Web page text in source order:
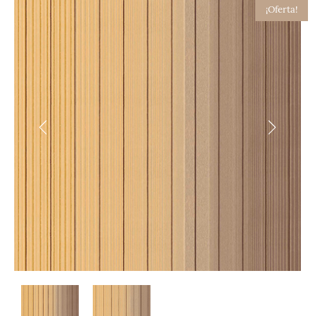
¡Oferta!